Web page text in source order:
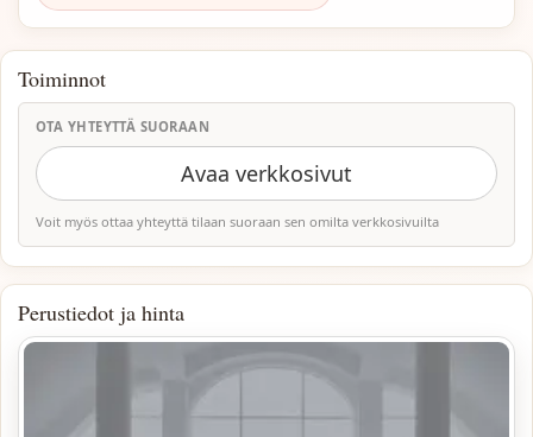
Toiminnot
OTA YHTEYTTÄ SUORAAN
Avaa verkkosivut
Voit myös ottaa yhteyttä tilaan suoraan sen omilta verkkosivuilta
Perustiedot ja hinta